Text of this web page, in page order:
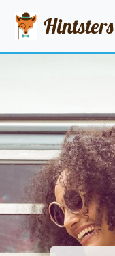
Hintsters